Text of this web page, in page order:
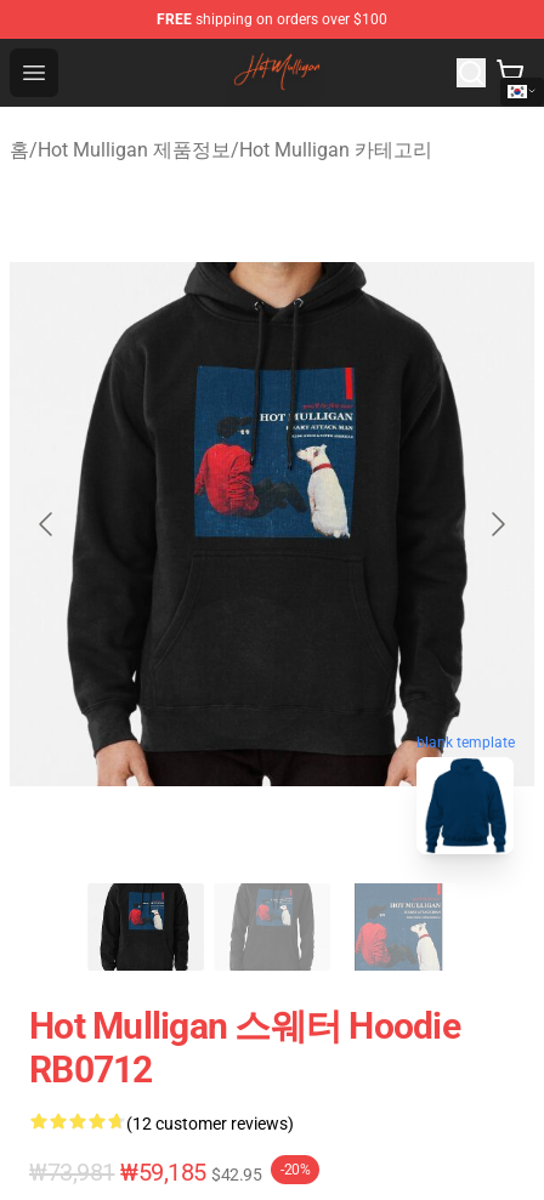
FREE shipping on orders over $100
Open menu
Hot Mulligan Shop - Official Hot Mulligan Merchandise
홈/Hot Mulligan 제품정보/Hot Mulligan 카테고리
blank template
Hot Mulligan 스웨터 Hoodie
RB0712
(12 customer reviews)
₩73,981 ₩59,185 $42.95 -20%